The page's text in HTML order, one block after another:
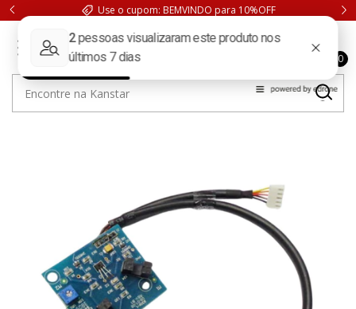
Use o cupom: BEMVINDO para 10%OFF
0